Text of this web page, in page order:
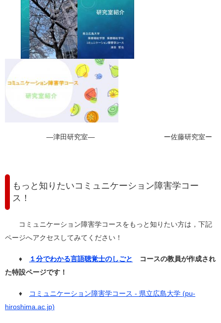
—津田研究室— ー佐藤研究室ー
もっと知りたいコミュニケーション障害学コー
ス！
コミュニケーション障害学コースをもっと知りたい方は，下記
ページへアクセスしてみてください！
♦ １分でわかる言語聴覚士のしごと
コースの教員が作成され
た特設ページです！
♦
コミュニケーション障害学コース - 県立広島大学 (pu-
hiroshima.ac.jp)